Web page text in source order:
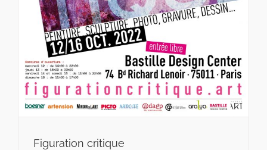
Figuration critique